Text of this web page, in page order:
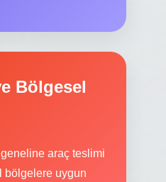
Bölgesel
araç teslimi
bölgelere uygun